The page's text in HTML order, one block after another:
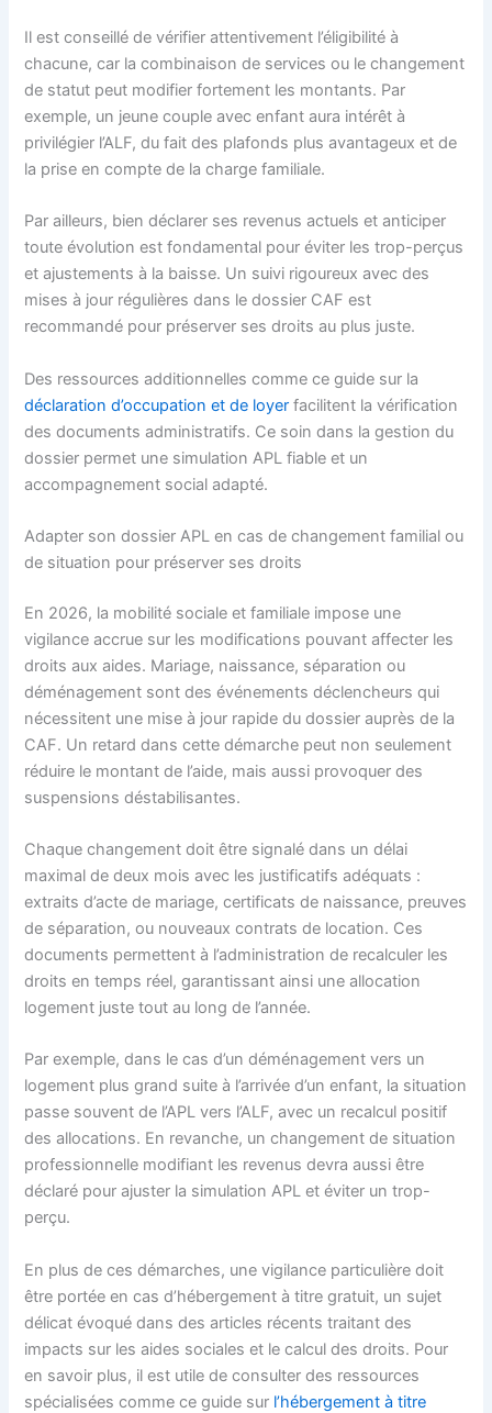
Il est conseillé de vérifier attentivement l’éligibilité à
chacune, car la combinaison de services ou le changement
de statut peut modifier fortement les montants. Par
exemple, un jeune couple avec enfant aura intérêt à
privilégier l’ALF, du fait des plafonds plus avantageux et de
la prise en compte de la charge familiale.
Par ailleurs, bien déclarer ses revenus actuels et anticiper
toute évolution est fondamental pour éviter les trop-perçus
et ajustements à la baisse. Un suivi rigoureux avec des
mises à jour régulières dans le dossier CAF est
recommandé pour préserver ses droits au plus juste.
Des ressources additionnelles comme ce guide sur la
déclaration d’occupation et de loyer facilitent la vérification
des documents administratifs. Ce soin dans la gestion du
dossier permet une simulation APL fiable et un
accompagnement social adapté.
Adapter son dossier APL en cas de changement familial ou
de situation pour préserver ses droits
En 2026, la mobilité sociale et familiale impose une
vigilance accrue sur les modifications pouvant affecter les
droits aux aides. Mariage, naissance, séparation ou
déménagement sont des événements déclencheurs qui
nécessitent une mise à jour rapide du dossier auprès de la
CAF. Un retard dans cette démarche peut non seulement
réduire le montant de l’aide, mais aussi provoquer des
suspensions déstabilisantes.
Chaque changement doit être signalé dans un délai
maximal de deux mois avec les justificatifs adéquats :
extraits d’acte de mariage, certificats de naissance, preuves
de séparation, ou nouveaux contrats de location. Ces
documents permettent à l’administration de recalculer les
droits en temps réel, garantissant ainsi une allocation
logement juste tout au long de l’année.
Par exemple, dans le cas d’un déménagement vers un
logement plus grand suite à l’arrivée d’un enfant, la situation
passe souvent de l’APL vers l’ALF, avec un recalcul positif
des allocations. En revanche, un changement de situation
professionnelle modifiant les revenus devra aussi être
déclaré pour ajuster la simulation APL et éviter un trop-
perçu.
En plus de ces démarches, une vigilance particulière doit
être portée en cas d’hébergement à titre gratuit, un sujet
délicat évoqué dans des articles récents traitant des
impacts sur les aides sociales et le calcul des droits. Pour
en savoir plus, il est utile de consulter des ressources
spécialisées comme ce guide sur l’hébergement à titre